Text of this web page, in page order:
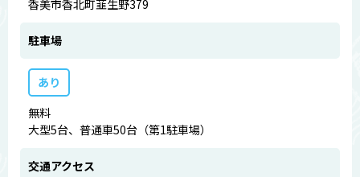
香美市香北町韮生野379
駐車場
あり
無料
大型5台、普通車50台（第1駐車場）
交通アクセス